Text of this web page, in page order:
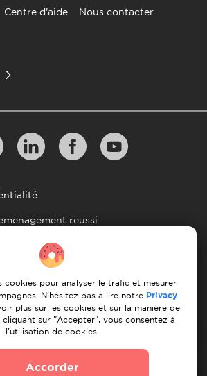
Centre d'aide
Nous contacter
Nous utilisons des images de stock
mais offre des opportunites de
reussi
matiere de paiement
d'utilisation
cookies pour analyser le trafic et mesurer
N'hésitez pas à lire notre Privacy
plus sur les cookies et sur la manière de
cliquant sur "Accepter", vous consentez à
l'utilisation de cookies.
Accorder